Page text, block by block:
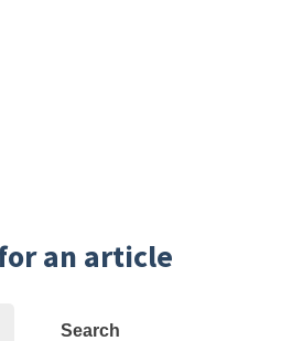
an article
Search